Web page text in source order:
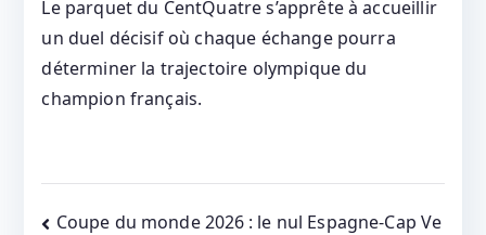
Le parquet du CentQuatre s’apprête à accueillir
un duel décisif où chaque échange pourra
déterminer la trajectoire olympique du
champion français.
Coupe du monde 2026 : le nul Espagne‑Cap Ve